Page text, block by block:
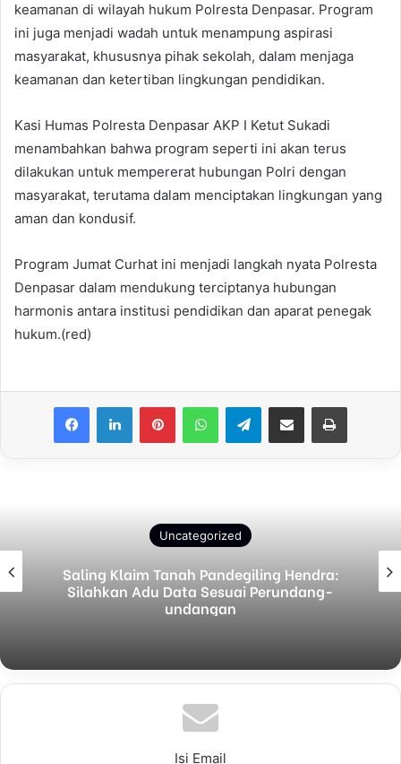
keamanan di wilayah hukum Polresta Denpasar. Program
ini juga menjadi wadah untuk menampung aspirasi
masyarakat, khususnya pihak sekolah, dalam menjaga
keamanan dan ketertiban lingkungan pendidikan.
Kasi Humas Polresta Denpasar AKP I Ketut Sukadi
menambahkan bahwa program seperti ini akan terus
dilakukan untuk mempererat hubungan Polri dengan
masyarakat, terutama dalam menciptakan lingkungan yang
aman dan kondusif.
Program Jumat Curhat ini menjadi langkah nyata Polresta
Denpasar dalam mendukung terciptanya hubungan
harmonis antara institusi pendidikan dan aparat penegak
hukum.(red)
Telegram
Uncategorized
Saling Klaim Tanah Pandegiling Hendra:
Silahkan Adu Data Sesuai Perundang-
undangan
Isi Email